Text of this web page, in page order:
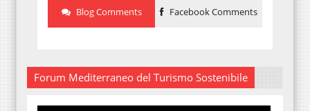
Blog Comments Facebook Comments
Forum Mediterraneo del Turismo Sostenibile